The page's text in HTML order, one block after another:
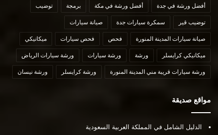
أفضل ورشة في جدة أفضل ورشة في مكة برمجة توضيب
توضيب قير سمكرة سيارات جدة صيانة سيارات
صيانة سيارات المدينة المنورة فحص فحص سيارات ميكانيكي
ميكانيكي كرايسلر ورشة ورشة سيارات ورشة سيارات الرياض
ورشة سيارات قريبة مني المدينة المنورة ورشة كرايسلر ورشة نيسان
مواقع صديقة
الدليل الشامل في المملكة العربية السعودية